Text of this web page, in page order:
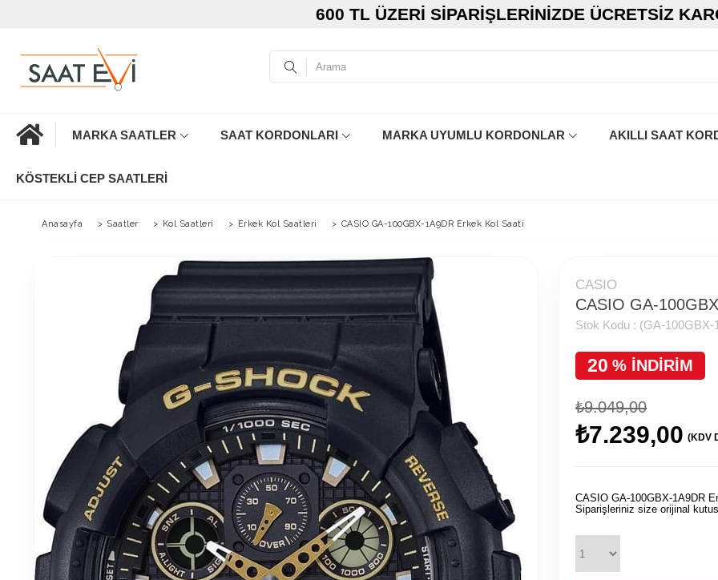
600 TL ÜZERI SIPARIŞLERINIZDE ÜCRETSIZ
MARKA SAATLER SAAT KORDONLARI MARKA UYUMLU KORDONLAR AKILLI SAAT
KÖSTEKLI CEP SAATLERI
Anasayfa > Saatler > Kol Saatleri > Erkek Kol Saatleri > CASIO GA-100GBX-1A9DR Erkek Kol Saati
CASIO
CASIO GA-
Stok Kodu : (GA-100GBX-
%
20 İNDIRIM
₺9.049,00
₺7.239,00 (KDV
CASIO GA-100GBX-1A9DR
Siparişleriniz size orijinal